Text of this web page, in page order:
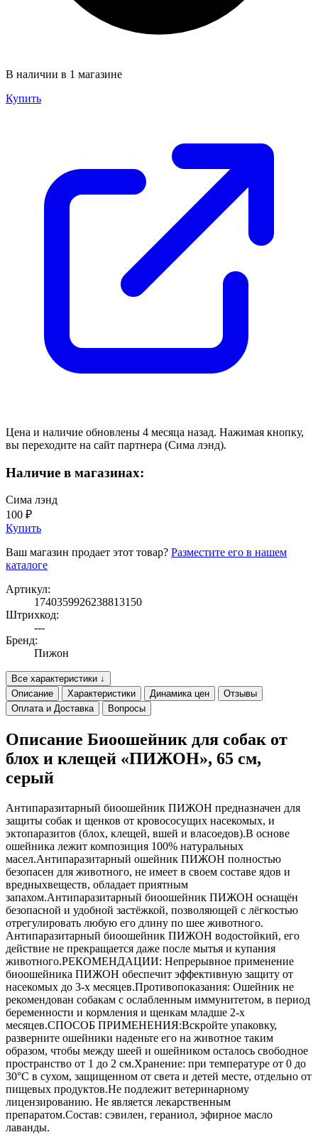
В наличии в 1 магазине
Купить
Цена и наличие обновлены 4 месяца назад. Нажимая кнопку,
вы переходите на сайт партнера (Сима лэнд).
Наличие в магазинах:
Сима лэнд
100 ₽
Купить
Ваш магазин продает этот товар? Разместите его в нашем
каталоге
Артикул:
1740359926238813150
Штрихкод:
---
Бренд:
Пижон
Все характеристики ↓
Описание
Характеристики Динамика цен
Отзывы
Оплата и Доставка
Вопросы
Описание Биоошейник для собак от
блох и клещей «ПИЖОН», 65 см,
серый
Антипаразитарный биоошейник ПИЖОН предназначен для
защиты собак и щенков от кровососущих насекомых, и
эктопаразитов (блох, клещей, вшей и власоедов).В основе
ошейника лежит композиция 100% натуральных
масел.Антипаразитарный ошейник ПИЖОН полностью
безопасен для животного, не имеет в своем составе ядов и
вредныхвеществ, обладает приятным
запахом.Антипаразитарный биоошейник ПИЖОН оснащён
безопасной и удобной застёжкой, позволяющей с лёгкостью
отрегулировать любую его длину по шее животного.
Антипаразитарный биоошейник ПИЖОН водостойкий, его
действие не прекращается даже после мытья и купания
животного.РЕКОМЕНДАЦИИ: Непрерывное применение
биоошейника ПИЖОН обеспечит эффективную защиту от
насекомых до 3-х месяцев.Противопоказания: Ошейник не
рекомендован собакам с ослабленным иммунитетом, в период
беременности и кормления и щенкам младше 2-х
месяцев.СПОСОБ ПРИМЕНЕНИЯ:Вскройте упаковку,
разверните ошейники наденьте его на животное таким
образом, чтобы между шеей и ошейником осталось свободное
пространство от 1 до 2 см.Хранение: при температуре от 0 до
30°С в сухом, защищенном от света и детей месте, отдельно от
пищевых продуктов.Не подлежит ветеринарному
лицензированию. Не является лекарственным
препаратом.Состав: сэвилен, гераниол, эфирное масло
лаванды.